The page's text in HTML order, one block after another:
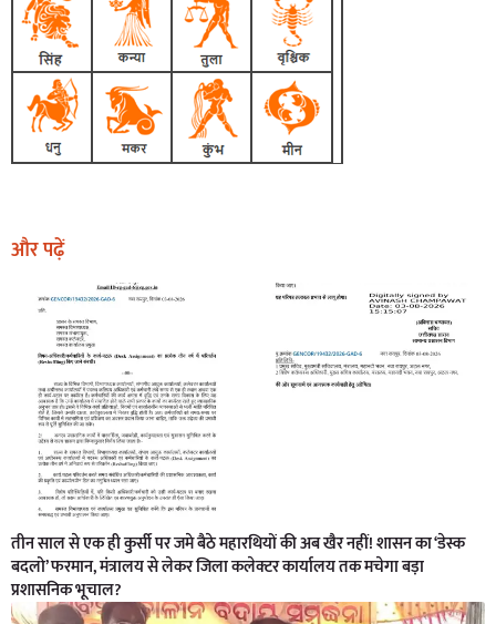
और पढ़ें
तीन साल से एक ही कुर्सी पर जमे बैठे महारथियों की अब खैर नहीं! शासन का ‘डेस्क
बदलो’ फरमान, मंत्रालय से लेकर जिला कलेक्टर कार्यालय तक मचेगा बड़ा
प्रशासनिक भूचाल?